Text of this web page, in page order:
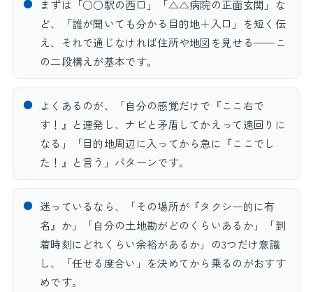
●
まずは「○○駅の西口」「△△病院の正面玄関」な
ど、「誰が聞いても分かる目的地＋入口」を短く伝
え、それで通じなければ住所や地図を見せる——こ
の二段構えが基本です。
●
よくあるのが、「自分の感覚だけで『ここ右で
す！』と連発し、ナビと矛盾してかえって遠回りに
なる」「目的地周辺に入ってから急に『ここでし
た！』と言う」パターンです。
● 迷っているなら、「その場所が『タクシー的に有
名』か」「自分の土地勘がどのくらいあるか」「到
着時刻にどれくらい余裕があるか」の3つだけ意識
し、「任せる度合い」を決めてから乗るのがおすす
めです。